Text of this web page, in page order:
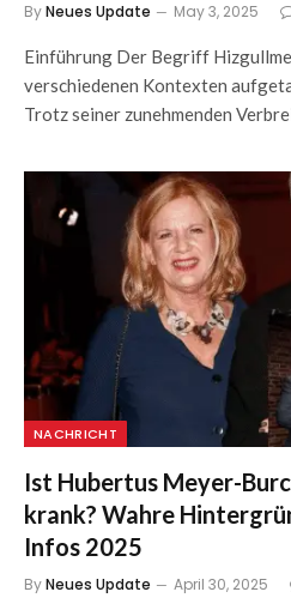
ByNeues Update May 3, 2025
Einführung Der Begriff
verschiedenen Kontexten
Trotz seiner zunehmenden
NACHRICHT
Ist Hubertus Meyer-
krank? Wahre
Infos 2025
ByNeues Update April 30, 2025